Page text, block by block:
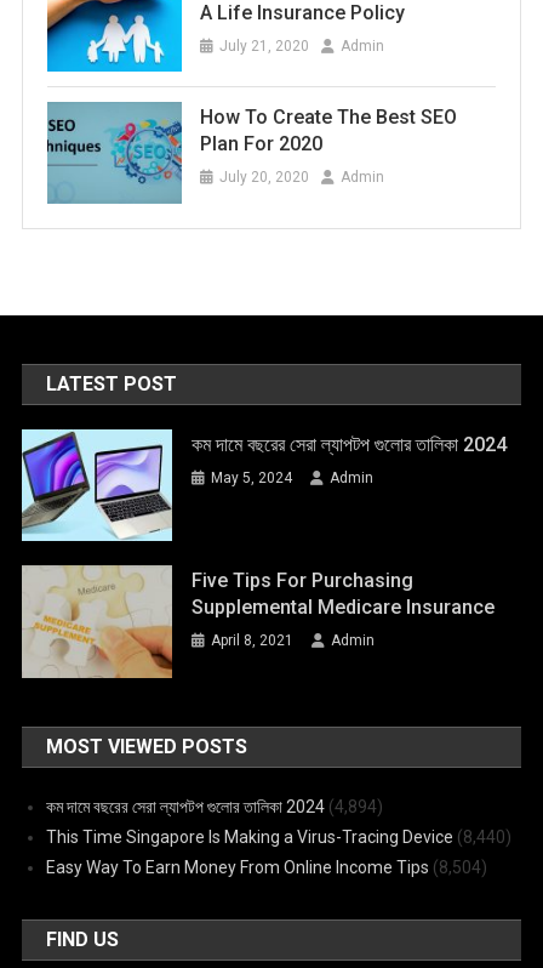
A Life Insurance Policy
July 21, 2020 Admin
How To Create The Best SEO
Plan For 2020
July 20, 2020 Admin
LATEST POST
কম দামে বছরের সেরা ল্যাপটপ গুলোর তালিকা 2024
May 5, 2024 Admin
Five Tips For Purchasing
Supplemental Medicare Insurance
April 8, 2021 Admin
MOST VIEWED POSTS
কম দামে বছরের সেরা ল্যাপটপ গুলোর তালিকা 2024 (4,894)
This Time Singapore Is Making a Virus-Tracing Device (8,440)
Easy Way To Earn Money From Online Income Tips (8,504)
FIND US